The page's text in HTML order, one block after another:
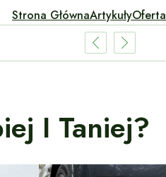
Strona GłównaArtykułyOferta
I Taniej?